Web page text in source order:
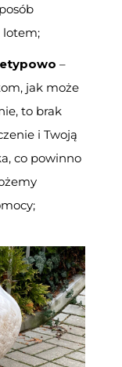
lotem;
–
jak może
to brak
i Twoją
co powinno